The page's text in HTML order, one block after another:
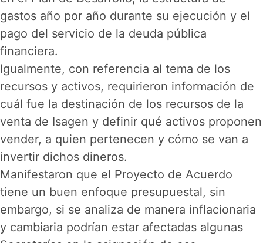
gastos año por año durante su ejecución y el
pago del servicio de la deuda pública
financiera.
Igualmente, con referencia al tema de los
recursos y activos, requirieron información de
cuál fue la destinación de los recursos de la
venta de Isagen y definir qué activos proponen
vender, a quien pertenecen y cómo se van a
invertir dichos dineros.
Manifestaron que el Proyecto de Acuerdo
tiene un buen enfoque presupuestal, sin
embargo, si se analiza de manera inflacionaria
y cambiaria podrían estar afectadas algunas